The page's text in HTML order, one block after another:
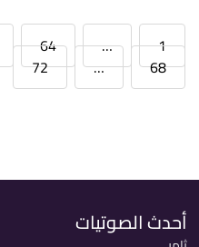
1
…
64
68
…
72
أحدث الصوتيات